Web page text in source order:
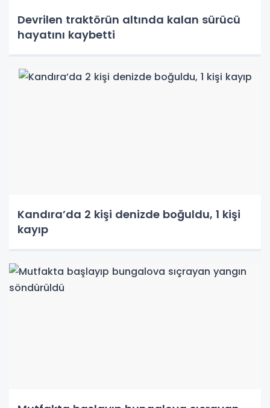
Devrilen traktörün altında kalan sürücü
hayatını kaybetti
Kandıra’da 2 kişi denizde boğuldu, 1 kişi
kayıp